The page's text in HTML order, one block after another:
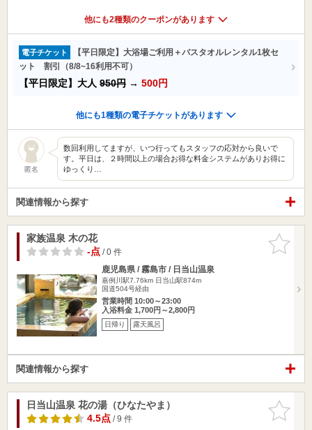
他にも2種類のクーポンがあります
電子チケット
【平日限定】大浴場ご利用＋バスタオルレンタル1枚セ
ット 割引（8/8~16利用不可）
【平日限定】大人 950円 → 500円
他にも1種類の電子チケットがあります
匿名
数回利用してますが、いつ行ってもスタッフの応対から良いで
す。平日は、２時間以上の場合お得な料金システムがありお得に
ゆっくり…
関連情報から探す
お気に入
りに追加
家族温泉 木の花
-点/ 0 件
鹿児島県 / 霧島市 / 日当山温泉
嘉例川駅7.76km 日当山駅874m
国道504号経由
営業時間 10:00～23:00
入浴料金 1,700円～2,800円
日帰り 露天風呂
関連情報から探す
お気に入
りに追加
日当山温泉 花の湯（ひなたやま）
4.5点/ 9 件